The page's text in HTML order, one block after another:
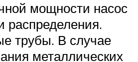
мощности насос
распределения.
трубы. В случае
металлических